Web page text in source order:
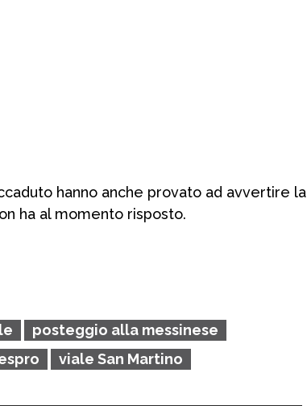
hanno anche provato ad avvertire la
ha al momento risposto.
posteggio alla messinese
viale San Martino